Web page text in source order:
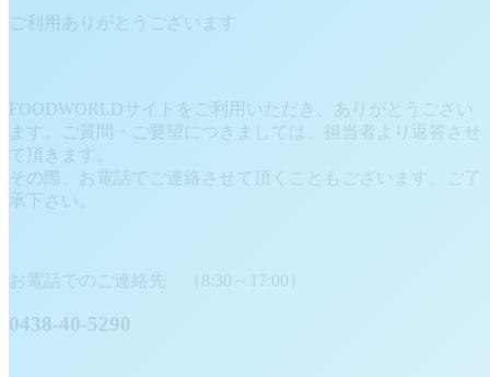
ご利用ありがとうございます
FOODWORLDサイトをご利用いただき、ありがとうござい
ます。ご質問・ご要望につきましては、担当者より返答させ
て頂きます。
その際、お電話でご連絡させて頂くこともございます。ご了
承下さい。
お電話でのご連絡先 （8:30～17:00）
0438-40-5290